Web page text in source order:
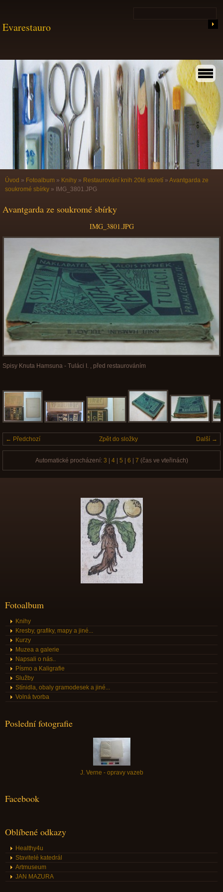
Evarestauro
Úvod » Fotoalbum » Knihy » Restaurování knih 20té století » Avantgarda ze
soukromé sbírky » IMG_3801.JPG
Avantgarda ze soukromé sbírky
IMG_3801.JPG
Spisy Knuta Hamsuna - Tuláci I. , před restaurováním
← Předchozí Další →
Zpět do složky
Automatické procházení: 3 | 4| 5 | 6 | 7 (čas ve vteřinách)
Fotoalbum
Knihy
Kresby, grafiky, mapy a jiné...
Kurzy
Muzea a galerie
Napsali o nás..
Písmo a Kaligrafie
Služby
Stínidla, obaly gramodesek a jiné...
Volná tvorba
Poslední fotografie
J. Verne - opravy vazeb
Facebook
Oblíbené odkazy
Healthy4u
Stavitelé katedrál
Artmuseum
JAN MAZURA